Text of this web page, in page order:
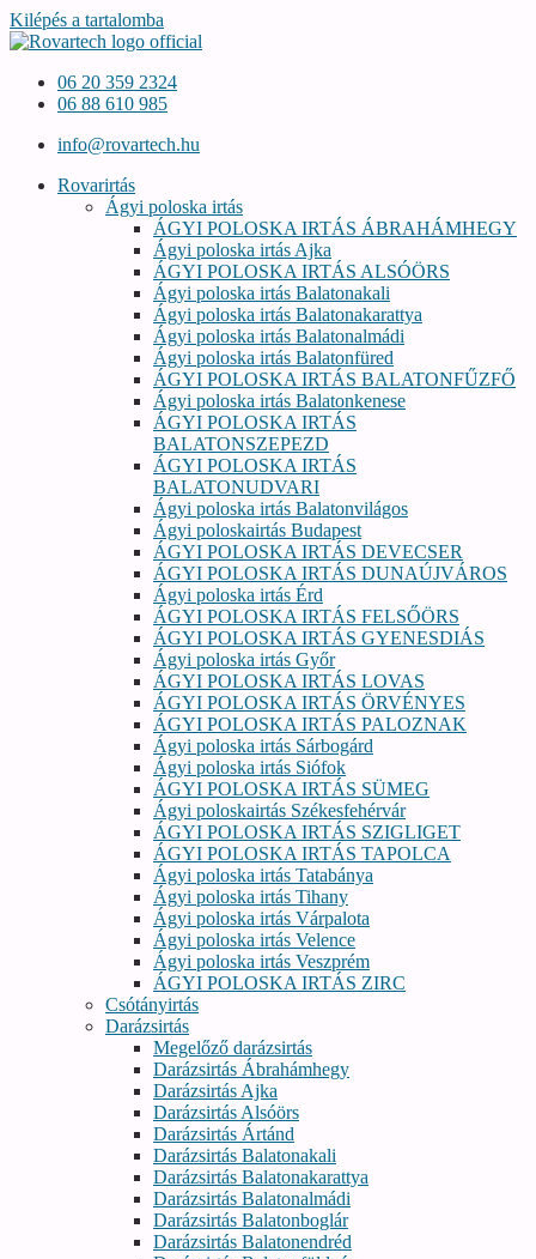
Kilépés a tartalomba
06 20 359 2324
06 88 610 985
info@rovartech.hu
Rovarirtás
Ágyi poloska irtás
ÁGYI POLOSKA IRTÁS ÁBRAHÁMHEGY
Ágyi poloska irtás Ajka
ÁGYI POLOSKA IRTÁS ALSÓÖRS
Ágyi poloska irtás Balatonakali
Ágyi poloska irtás Balatonakarattya
Ágyi poloska irtás Balatonalmádi
Ágyi poloska irtás Balatonfüred
ÁGYI POLOSKA IRTÁS BALATONFŰZFŐ
Ágyi poloska irtás Balatonkenese
ÁGYI POLOSKA IRTÁS
BALATONSZEPEZD
ÁGYI POLOSKA IRTÁS
BALATONUDVARI
Ágyi poloska irtás Balatonvilágos
Ágyi poloskairtás Budapest
ÁGYI POLOSKA IRTÁS DEVECSER
ÁGYI POLOSKA IRTÁS DUNAÚJVÁROS
Ágyi poloska irtás Érd
ÁGYI POLOSKA IRTÁS FELSŐÖRS
ÁGYI POLOSKA IRTÁS GYENESDIÁS
Ágyi poloska irtás Győr
ÁGYI POLOSKA IRTÁS LOVAS
ÁGYI POLOSKA IRTÁS ÖRVÉNYES
ÁGYI POLOSKA IRTÁS PALOZNAK
Ágyi poloska irtás Sárbogárd
Ágyi poloska irtás Siófok
ÁGYI POLOSKA IRTÁS SÜMEG
Ágyi poloskairtás Székesfehérvár
ÁGYI POLOSKA IRTÁS SZIGLIGET
ÁGYI POLOSKA IRTÁS TAPOLCA
Ágyi poloska irtás Tatabánya
Ágyi poloska irtás Tihany
Ágyi poloska irtás Várpalota
Ágyi poloska irtás Velence
Ágyi poloska irtás Veszprém
ÁGYI POLOSKA IRTÁS ZIRC
Csótányirtás
Darázsirtás
Megelőző darázsirtás
Darázsirtás Ábrahámhegy
Darázsirtás Ajka
Darázsirtás Alsóörs
Darázsirtás Ártánd
Darázsirtás Balatonakali
Darázsirtás Balatonakarattya
Darázsirtás Balatonalmádi
Darázsirtás Balatonboglár
Darázsirtás Balatonendréd